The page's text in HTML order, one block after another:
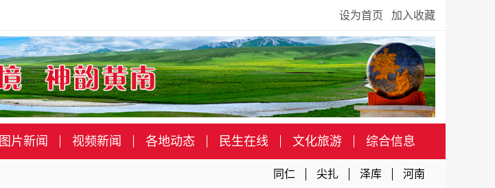
设为首页 加入收藏
图片新闻 视频新闻 各地动态 民生在线 文化旅游 综合信息
同仁 尖扎 泽库 河南